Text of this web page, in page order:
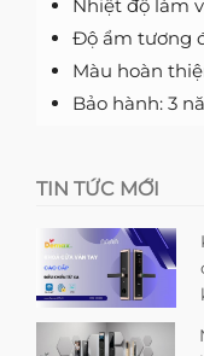
Nhiệt độ làm
Độ ẩm tương
Màu hoàn
Bảo hành: 3
TIN TỨC MỚI